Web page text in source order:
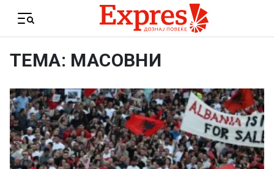
Menu
ТЕМА: МАСОВНИ